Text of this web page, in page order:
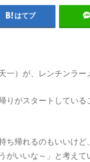
はてブ
）が、レンチンラー
りがスタートしてい
ち帰れるのもいいけ
いいな～」と考えて